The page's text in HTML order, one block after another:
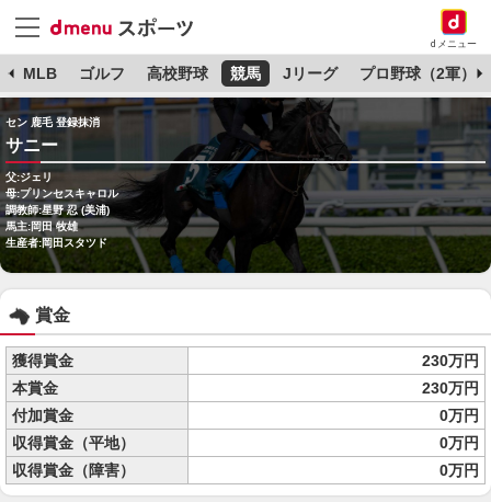
dメニュー
MLB ゴルフ 高校野球 競馬 Jリーグ プロ野球（2軍）
セン 鹿毛 登録抹消
サニー
父:ジェリ
母:プリンセスキャロル
調教師:星野 忍 (美浦)
馬主:岡田 牧雄
生産者:岡田スタツド
賞金
獲得賞金
230万円
本賞金
230万円
付加賞金
0万円
収得賞金（平地）
0万円
収得賞金（障害）
0万円